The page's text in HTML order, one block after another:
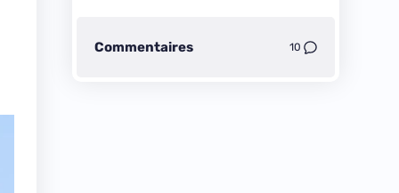
Commentaires 10